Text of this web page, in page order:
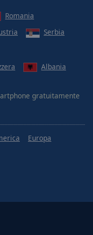
Romania
Serbia
Albania
gratuitamente
Europa